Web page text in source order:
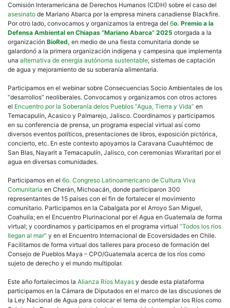
Comisión Interamericana de Derechos Humanos (CIDH) sobre el caso del
asesinato de Mariano Abarca por la empresa minera canadiense Blackfire.
Por otro lado, convocamos y organizamos la entrega del 6o. Premio a la
Defensa Ambiental en Chiapas “Mariano Abarca” 2025 otorgada a la
organización BioRed, en medio de una fiesta comunitaria donde se
galardonó a la primera organización indígena y campesina que implementa
una alternativa de energía autónoma sustentable, sistemas de captación
de agua y mejoramiento de su soberanía alimentaria.
Participamos en el webinar sobre Consecuencias Socio Ambientales de los
“desarrollos” neoliberales. Convocamos y organizamos con otros actores
el Encuentro por la Soberanía delos Pueblos “Agua, Tierra y Vida” en
Temacapulín, Acasico y Palmarejo, Jalisco. Coordinamos y participamos
en su conferencia de prensa, un programa especial virtual así como
diversos eventos políticos, presentaciones de libros, exposición pictórica,
concierto, etc. En este contexto apoyamos la Caravana Cuauhtémoc de
San Blas, Nayarit a Temacapulín, Jalisco, con ceremonias Wixraritari por el
agua en diversas comunidades.
Participamos en el 6o. Congreso Latinoamericano de Cultura Viva
Comunitaria en Cherán, Michoacán, donde participaron 300
representantes de 15 países con el fin de fortalecer el movimiento
comunitario. Participamos en la Cabalgata por el Arroyo San Miguel,
Coahuila; en el Encuentro Plurinacional por el Agua en Guatemala de forma
virtual; y coordinamos y participamos en el programa virtual “Todos los ríos
llegan al mar” y en el Encuentro Internacional de Ecoversidades en Chile.
Facilitamos de forma virtual dos talleres para proceso de formación del
Consejo de Pueblos Maya – CPO/Guatemala acerca de los ríos como
sujeto de derecho y el mundo multipolar.
Este año fortalecimos la Alianza Ríos Mayas y desde esta plataforma
participamos en la Cámara de Diputados en el marco de las discusiones de
la Ley Nacional de Agua para colocar el tema de contemplar los Ríos como